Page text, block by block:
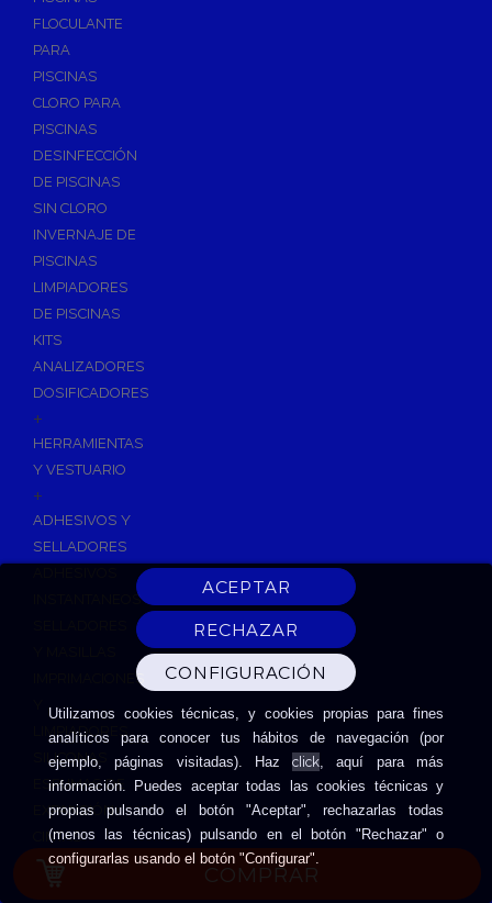
Utilizamos cookies técnicas, y cookies propias para fines
analíticos para conocer tus hábitos de navegación (por
ejemplo, páginas visitadas). Hazclick, aquí para más
información. Puedes aceptar todas las cookies técnicas y
propias pulsando el botón "Aceptar", rechazarlas todas
(menos las técnicas) pulsando en el botón "Rechazar" o
configurarlas usando el botón "Configurar".
FLOCULANTE
PARA
PISCINAS
CLORO PARA
PISCINAS
DESINFECCIÓN
DE PISCINAS
SIN CLORO
INVERNAJE DE
PISCINAS
LIMPIADORES
DE PISCINAS
KITS
ANALIZADORES
DOSIFICADORES
+
HERRAMIENTAS
Y VESTUARIO
+
ADHESIVOS Y
SELLADORES
INSTANTANEOS
IMPRIMACIONES
LIMPIADORES
SILICONAS
ESPUMAS DE
EXPANSIÓN
CINTAS
ADHESIVAS
HERRAMIENTAS
COMPRAR